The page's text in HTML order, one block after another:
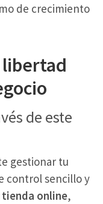
de crecimiento
de este
gestionar tu
control sencillo y
tienda online,